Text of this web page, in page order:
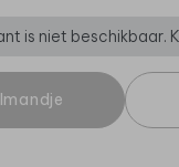
is niet beschikbaar.